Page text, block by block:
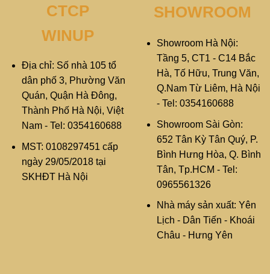
CTCP
WINUP
Địa chỉ: Số nhà 105 tổ
dân phố 3, Phường Văn
Quán, Quận Hà Đông,
Thành Phố Hà Nội, Việt
Nam - Tel: 0354160688
MST: 0108297451 cấp
ngày 29/05/2018 tại
SKHĐT Hà Nội
SHOWROOM
Showroom Hà Nội:
Tầng 5, CT1 - C14 Bắc
Hà, Tố Hữu, Trung Văn,
Q.Nam Từ Liêm, Hà Nội
- Tel: 0354160688
Showroom Sài Gòn:
652 Tân Kỳ Tân Quý, P.
Bình Hưng Hòa, Q. Bình
Tân, Tp.HCM - Tel:
0965561326
Nhà máy sản xuất: Yên
Lịch - Dân Tiến - Khoái
Châu - Hưng Yên